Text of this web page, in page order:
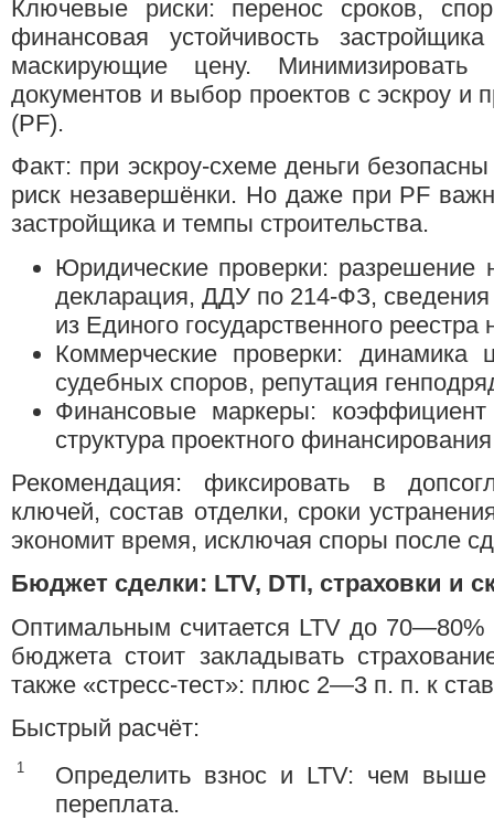
Ключевые риски: перенос сроков,
финансовая устойчивость
маскирующие цену. Минимизировать
документов и выбор проектов с эскроу и
(PF).
Факт: при эскроу-схеме деньги
риск незавершёнки. Но даже при PF
застройщика и темпы строительства.
Юридические проверки: разрешение
декларация, ДДУ по 214‑ФЗ,
из Единого государственного
Коммерческие проверки:
судебных споров, репутация
Финансовые маркеры: коэффициент
структура проектного
Рекомендация: фиксировать в
ключей, состав отделки, сроки
экономит время, исключая споры после
Бюджет сделки: LTV, DTI, страховки и
Оптимальным считается LTV до
бюджета стоит закладывать
также «стресс‑тест»: плюс 2—3 п. п. к
Быстрый расчёт:
Определить взнос и LTV: чем
переплата.